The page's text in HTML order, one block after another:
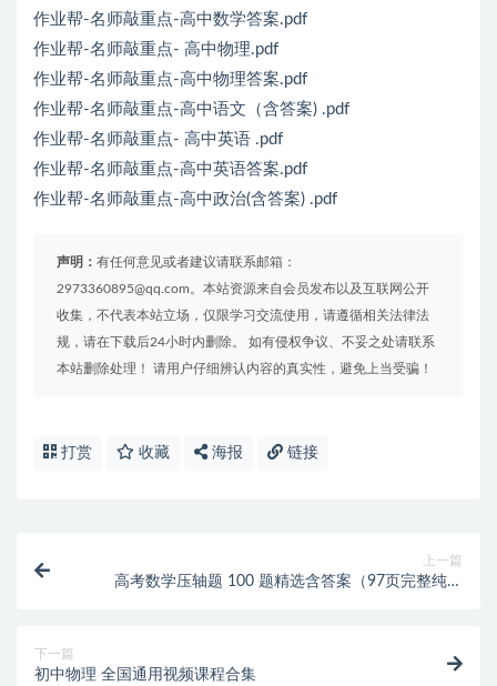
作业帮-名师敲重点-高中数学答案.pdf
作业帮-名师敲重点- 高中物理.pdf
作业帮-名师敲重点-高中物理答案.pdf
作业帮-名师敲重点-高中语文（含答案) .pdf
作业帮-名师敲重点- 高中英语 .pdf
作业帮-名师敲重点-高中英语答案.pdf
作业帮-名师敲重点-高中政治(含答案) .pdf
声明： 有任何意见或者建议请联系邮箱：
2973360895@qq.com。本站资源来自会员发布以及互联网公开
收集，不代表本站立场，仅限学习交流使用，请遵循相关法律法
规，请在下载后24小时内删除。 如有侵权争议、不妥之处请联系
本站删除处理！ 请用户仔细辨认内容的真实性，避免上当受骗！
打赏 收藏 海报 链接
上一篇
高考数学压轴题 100 题精选含答案（97页完整纯净
下一篇
初中物理 全国通用视频课程合集